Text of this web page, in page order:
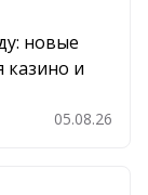
новые
казино и
05.08.26